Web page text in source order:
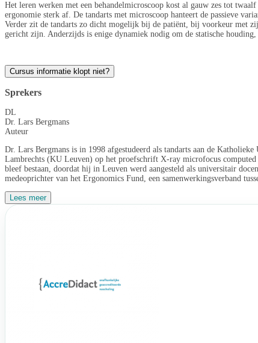
Het leren werken met een behandelmicroscoop kost al gauw zes tot
ergonomie sterk af. De tandarts met microscoop hanteert de passieve
Verder zit de tandarts zo dicht mogelijk bij de patiënt, bij voorkeur met
gericht zijn. Anderzijds is enige dynamiek nodig om de statische
Cursus informatie klopt niet?
Sprekers
DL
Dr. Lars Bergmans
Auteur
Dr. Lars Bergmans is in 1998 afgestudeerd als tandarts aan de
Lambrechts (KU Leuven) op het proefschrift X-ray microfocus
bleef bestaan, doordat hij in Leuven werd aangesteld als universitair
medeoprichter van het Ergonomics Fund, een samenwerkingsverband
Lees meer